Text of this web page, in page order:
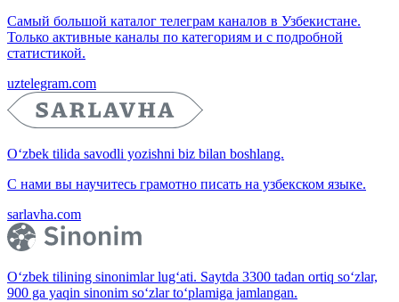
Самый большой каталог телеграм каналов в Узбекистане.
Только активные каналы по категориям и с подробной
статистикой.
uztelegram.com
O‘zbek tilida savodli yozishni biz bilan boshlang.
С нами вы научитесь грамотно писать на узбекском языке.
sarlavha.com
O‘zbek tilining sinonimlar lug‘ati. Saytda 3300 tadan ortiq so‘zlar,
900 ga yaqin sinonim so‘zlar to‘plamiga jamlangan.